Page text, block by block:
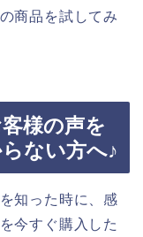
商品を試してみ
様の声を
ない方へ♪
知った時に、感
今すぐ購入した